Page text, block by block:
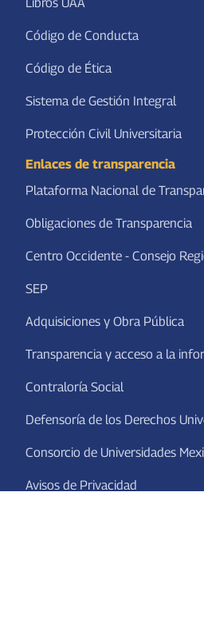
Código de Conducta
Código de Ética
Sistema de Gestión Integral
Protección Civil Universitaria
Enlaces de transparencia
Plataforma Nacional de
Obligaciones de Transparencia
Centro Occidente - Consejo
SEP
Adquisiciones y Obra Pública
Transparencia y acceso a la
Contraloría Social
Defensoría de los Derechos
Consorcio de Universidades
Avisos de Privacidad